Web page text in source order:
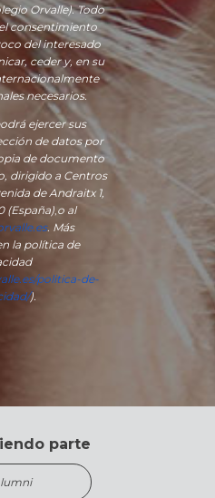
Orvalle). Todo
consentimiento
del interesado
ceder y, en su
necesarios.
ejercer sus
de datos por
de documento
dirigido a Centros
de Andraitx 1,
(España), o al
. Más
la política de
politica-de-
).
parte